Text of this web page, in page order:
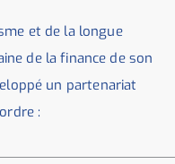
et de la longue
de la finance de son
un partenariat
: